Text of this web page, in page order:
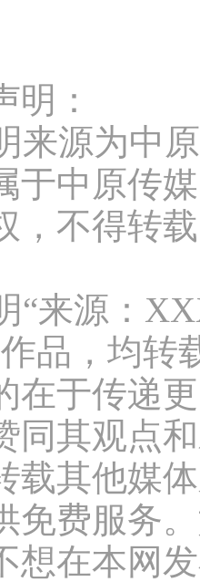
明：
来源为中
于中原传
，不得转
“来源：
品，均转
在于传递
同其观点
载其他媒
免费服务
想在本网